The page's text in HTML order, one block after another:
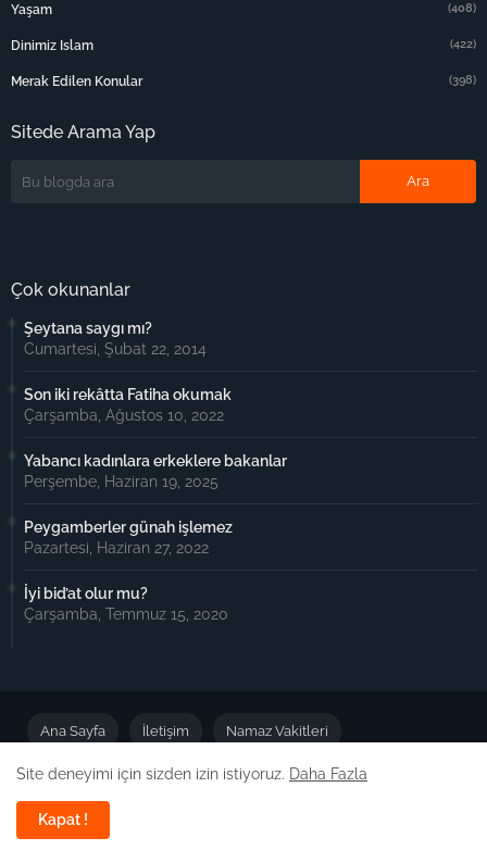
Yaşam (408)
Dinimiz Islam (422)
Merak Edilen Konular (398)
Sitede Arama Yap
Çok okunanlar
Şeytana saygı mı?
Cumartesi, Şubat 22, 2014
Son iki rekâtta Fatiha okumak
Çarşamba, Ağustos 10, 2022
Yabancı kadınlara erkeklere bakanlar
Perşembe, Haziran 19, 2025
Peygamberler günah işlemez
Pazartesi, Haziran 27, 2022
İyi bid’at olur mu?
Çarşamba, Temmuz 15, 2020
Dizayn -
Ana Sayfa İletişim Namaz Vakitleri
Önemli Duyuru
Site deneyimi için sizden izin istiyoruz. Daha Fazla
Kapat !